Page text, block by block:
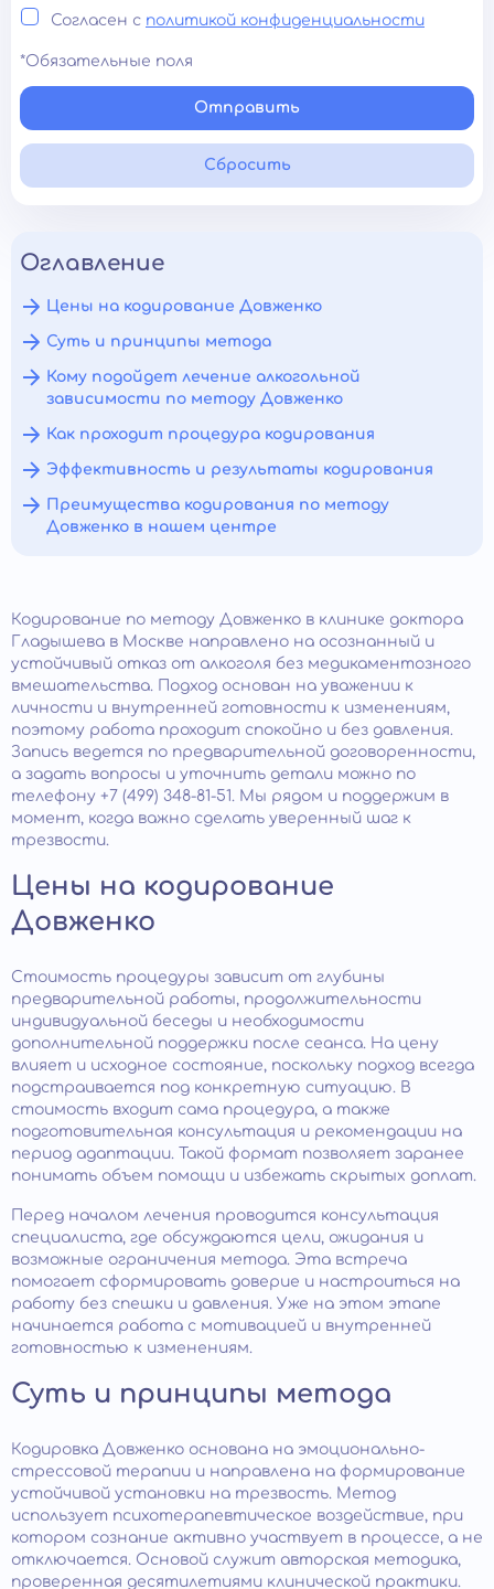
Согласен с политикой конфиденциальности
*Обязательные поля
Отправить
Сбросить
Оглавление
Цены на кодирование Довженко
Суть и принципы метода
Кому подойдет лечение алкогольной
зависимости по методу Довженко
Как проходит процедура кодирования
Эффективность и результаты кодирования
Преимущества кодирования по методу
Довженко в нашем центре
Кодирование по методу Довженко в клинике доктора
Гладышева в Москве направлено на осознанный и
устойчивый отказ от алкоголя без медикаментозного
вмешательства. Подход основан на уважении к
личности и внутренней готовности к изменениям,
поэтому работа проходит спокойно и без давления.
Запись ведется по предварительной договоренности,
а задать вопросы и уточнить детали можно по
телефону +7 (499) 348-81-51. Мы рядом и поддержим в
момент, когда важно сделать уверенный шаг к
трезвости.
Цены на кодирование
Довженко
Стоимость процедуры зависит от глубины
предварительной работы, продолжительности
индивидуальной беседы и необходимости
дополнительной поддержки после сеанса. На цену
влияет и исходное состояние, поскольку подход всегда
подстраивается под конкретную ситуацию. В
стоимость входит сама процедура, а также
подготовительная консультация и рекомендации на
период адаптации. Такой формат позволяет заранее
понимать объем помощи и избежать скрытых доплат.
Перед началом лечения проводится консультация
специалиста, где обсуждаются цели, ожидания и
возможные ограничения метода. Эта встреча
помогает сформировать доверие и настроиться на
работу без спешки и давления. Уже на этом этапе
начинается работа с мотивацией и внутренней
готовностью к изменениям.
Суть и принципы метода
Кодировка Довженко основана на эмоционально-
стрессовой терапии и направлена на формирование
устойчивой установки на трезвость. Метод
использует психотерапевтическое воздействие, при
котором сознание активно участвует в процессе, а не
отключается. Основой служит авторская методика,
проверенная десятилетиями клинической практики.